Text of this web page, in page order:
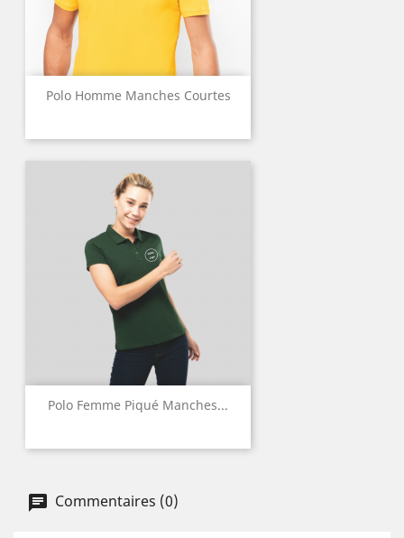
Polo Homme Manches Courtes
Polo Femme Piqué Manches...
Commentaires (0)